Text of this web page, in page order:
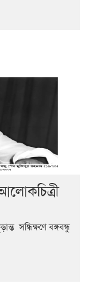
সন্ধিক্ষণে বঙ্গবন্ধু